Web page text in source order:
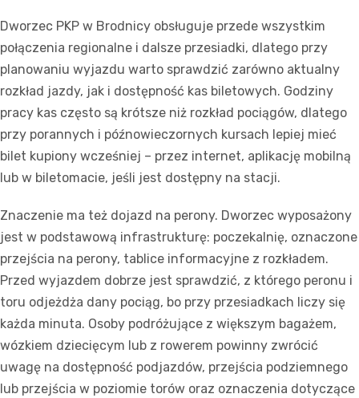
Dworzec PKP w Brodnicy obsługuje przede wszystkim
połączenia regionalne i dalsze przesiadki, dlatego przy
planowaniu wyjazdu warto sprawdzić zarówno aktualny
rozkład jazdy, jak i dostępność kas biletowych. Godziny
pracy kas często są krótsze niż rozkład pociągów, dlatego
przy porannych i późnowieczornych kursach lepiej mieć
bilet kupiony wcześniej – przez internet, aplikację mobilną
lub w biletomacie, jeśli jest dostępny na stacji.
Znaczenie ma też dojazd na perony. Dworzec wyposażony
jest w podstawową infrastrukturę: poczekalnię, oznaczone
przejścia na perony, tablice informacyjne z rozkładem.
Przed wyjazdem dobrze jest sprawdzić, z którego peronu i
toru odjeżdża dany pociąg, bo przy przesiadkach liczy się
każda minuta. Osoby podróżujące z większym bagażem,
wózkiem dziecięcym lub z rowerem powinny zwrócić
uwagę na dostępność podjazdów, przejścia podziemnego
lub przejścia w poziomie torów oraz oznaczenia dotyczące